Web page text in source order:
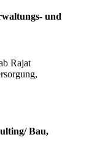
und
Rajat
Bau,